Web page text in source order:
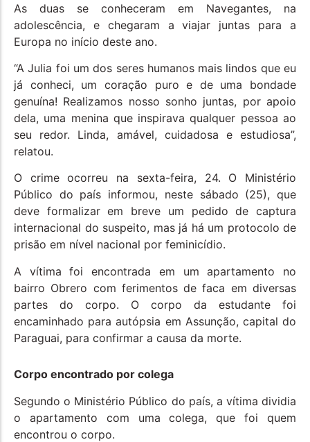
As duas se conheceram em Navegantes, na
adolescência, e chegaram a viajar juntas para a
Europa no início deste ano.
“A Julia foi um dos seres humanos mais lindos que eu
já conheci, um coração puro e de uma bondade
genuína! Realizamos nosso sonho juntas, por apoio
dela, uma menina que inspirava qualquer pessoa ao
seu redor. Linda, amável, cuidadosa e estudiosa”,
relatou.
O crime ocorreu na sexta-feira, 24. O Ministério
Público do país informou, neste sábado (25), que
deve formalizar em breve um pedido de captura
internacional do suspeito, mas já há um protocolo de
prisão em nível nacional por feminicídio.
A vítima foi encontrada em um apartamento no
bairro Obrero com ferimentos de faca em diversas
partes do corpo. O corpo da estudante foi
encaminhado para autópsia em Assunção, capital do
Paraguai, para confirmar a causa da morte.
Corpo encontrado por colega
Segundo o Ministério Público do país, a vítima dividia
o apartamento com uma colega, que foi quem
encontrou o corpo.